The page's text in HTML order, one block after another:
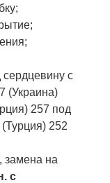
с
(Украина)
257 под
252
замена на
с